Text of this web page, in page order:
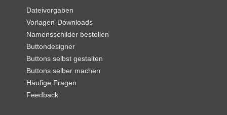
Dateivorgaben
Vorlagen-Downloads
Namensschilder bestellen
Buttondesigner
Buttons selbst gestalten
Buttons selber machen
Häufige Fragen
Feedback